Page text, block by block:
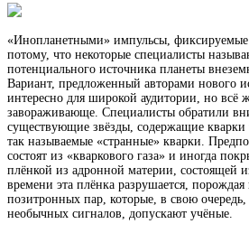
«Инопланетными» импульсы, фиксируемые
потому, что некоторые специалисты
потенциального источника планеты
Вариант, предложенный авторами нового
интересно для широкой аудитории, но всё
завораживающе. Специалисты обратили
существующие звёзды, содержащие кварки
так называемые «странные» кварки.
состоят из «кваркового газа» и иногда
плёнкой из адронной материи, состоящей
времени эта плёнка разрушается,
позитронных пар, которые, в свою
необычных сигналов, допускают учёные.